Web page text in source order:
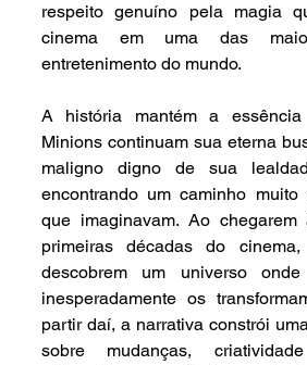
respeito genuíno pela magia
cinema em uma das
entretenimento do mundo.
A história mantém a
Minions continuam sua eterna
maligno digno de sua
encontrando um caminho muito
que imaginavam. Ao
primeiras décadas do
descobrem um universo
inesperadamente os
partir daí, a narrativa constrói
sobre mudanças,